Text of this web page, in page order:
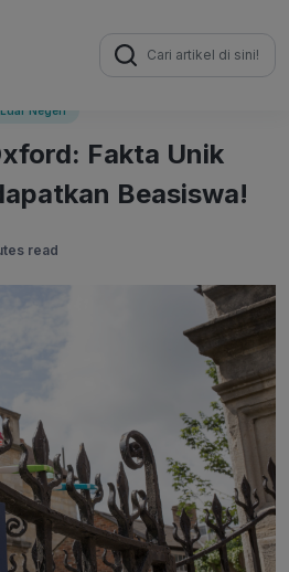
Search
for:
Negeri
Fakta Unik
Beasiswa!
read